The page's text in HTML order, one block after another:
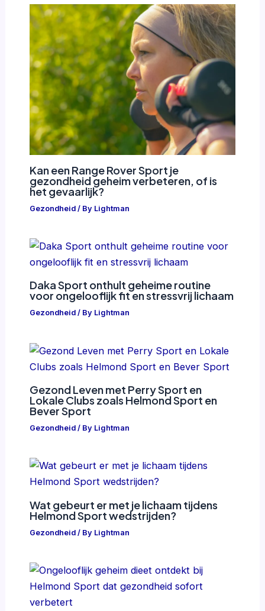
Kan een Range Rover Sport je
gezondheid geheim verbeteren, of is
het gevaarlijk?
Gezondheid/ By Lightman
Daka Sport onthult geheime routine
voor ongelooflijk fit en stressvrij lichaam
Gezondheid/ By Lightman
Gezond Leven met Perry Sport en
Lokale Clubs zoals Helmond Sport en
Bever Sport
Gezondheid/ By Lightman
Wat gebeurt er met je lichaam tijdens
Helmond Sport wedstrijden?
Gezondheid/ By Lightman